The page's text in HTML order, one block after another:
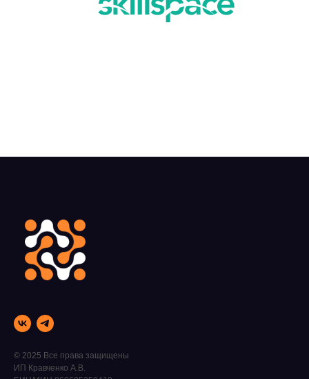
© 2025 Все права защищены
ИП Кравченко А.В.